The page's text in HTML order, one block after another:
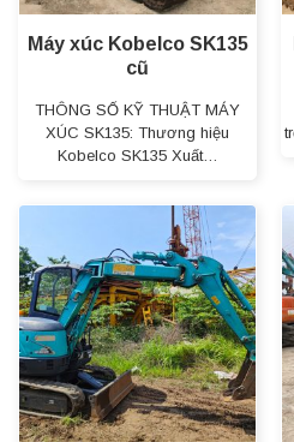
Máy xúc Kobelco SK135
cũ
THÔNG SỐ KỸ THUẬT MÁY
XÚC SK135: Thương hiệu
Kobelco SK135 Xuất…